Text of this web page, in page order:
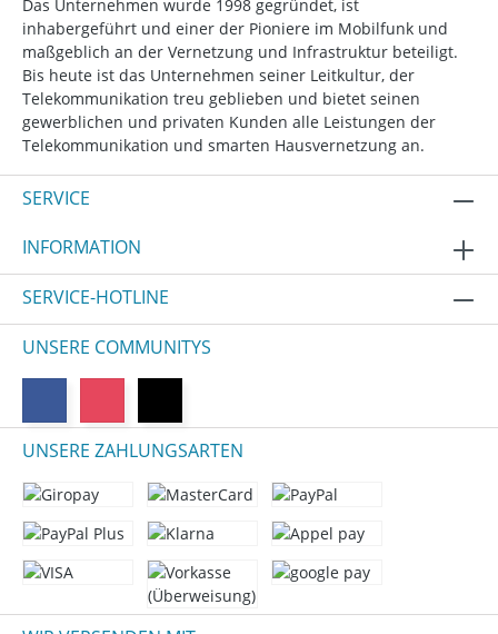
Das Unternehmen wurde 1998 gegründet, ist
inhabergeführt und einer der Pioniere im Mobilfunk und
maßgeblich an der Vernetzung und Infrastruktur beteiligt.
Bis heute ist das Unternehmen seiner Leitkultur, der
Telekommunikation treu geblieben und bietet seinen
gewerblichen und privaten Kunden alle Leistungen der
Telekommunikation und smarten Hausvernetzung an.
SERVICE
INFORMATION
SERVICE-HOTLINE
UNSERE COMMUNITYS
UNSERE ZAHLUNGSARTEN